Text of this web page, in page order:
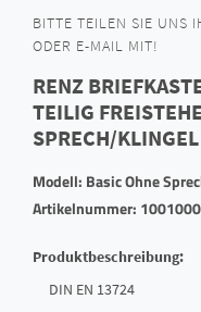
BITTE TEILEN SIE UNS
ODER E-MAIL MIT!
RENZ
TEILIG
SPRECH/
Modell: Basic Ohne
Artikelnummer:
Produktbeschreibung:
DIN EN 13724